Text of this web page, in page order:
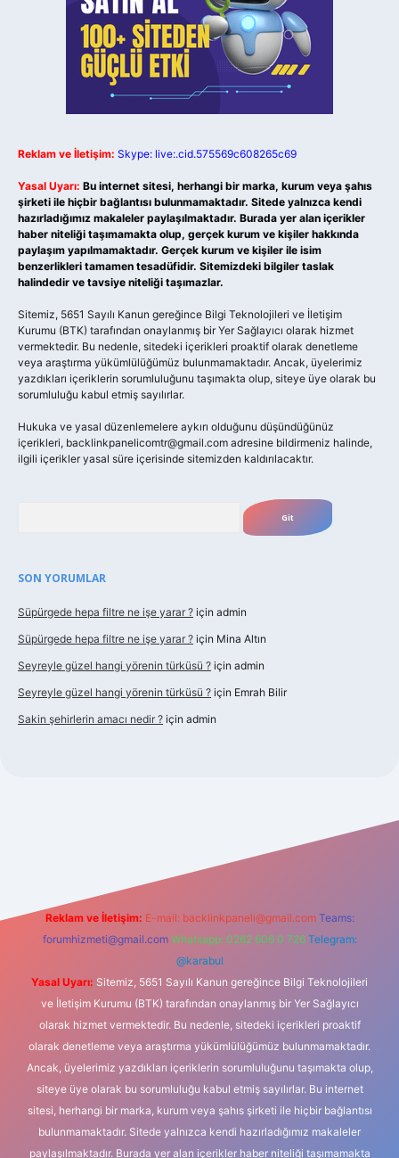
Reklam ve İletişim: Skype: live:.cid.575569c608265c69
Yasal Uyarı: Bu internet sitesi, herhangi bir marka, kurum veya şahıs
şirketi ile hiçbir bağlantısı bulunmamaktadır. Sitede yalnızca kendi
hazırladığımız makaleler paylaşılmaktadır. Burada yer alan içerikler
haber niteliği taşımamakta olup, gerçek kurum ve kişiler hakkında
paylaşım yapılmamaktadır. Gerçek kurum ve kişiler ile isim
benzerlikleri tamamen tesadüfidir. Sitemizdeki bilgiler taslak
halindedir ve tavsiye niteliği taşımazlar.
Sitemiz, 5651 Sayılı Kanun gereğince Bilgi Teknolojileri ve İletişim
Kurumu (BTK) tarafından onaylanmış bir Yer Sağlayıcı olarak hizmet
vermektedir. Bu nedenle, sitedeki içerikleri proaktif olarak denetleme
veya araştırma yükümlülüğümüz bulunmamaktadır. Ancak, üyelerimiz
yazdıkları içeriklerin sorumluluğunu taşımakta olup, siteye üye olarak bu
sorumluluğu kabul etmiş sayılırlar.
Hukuka ve yasal düzenlemelere aykırı olduğunu düşündüğünüz
içerikleri, backlinkpanelicomtr@gmail.com adresine bildirmeniz halinde,
ilgili içerikler yasal süre içerisinde sitemizden kaldırılacaktır.
SON YORUMLAR
Süpürgede hepa filtre ne işe yarar ? için admin
Süpürgede hepa filtre ne işe yarar ? için Mina Altın
Seyreyle güzel hangi yörenin türküsü ? için admin
Seyreyle güzel hangi yörenin türküsü ? için Emrah Bilir
Sakin şehirlerin amacı nedir ? için admin
Reklam ve İletişim: E-mail: backlinkpaneli@gmail.com Teams:
forumhizmeti@gmail.com Whatsapp: 0262 606 0 726 Telegram:
@karabul
Yasal Uyarı: Sitemiz, 5651 Sayılı Kanun gereğince Bilgi Teknolojileri
ve İletişim Kurumu (BTK) tarafından onaylanmış bir Yer Sağlayıcı
olarak hizmet vermektedir. Bu nedenle, sitedeki içerikleri proaktif
olarak denetleme veya araştırma yükümlülüğümüz bulunmamaktadır.
Ancak, üyelerimiz yazdıkları içeriklerin sorumluluğunu taşımakta olup,
siteye üye olarak bu sorumluluğu kabul etmiş sayılırlar. Bu internet
sitesi, herhangi bir marka, kurum veya şahıs şirketi ile hiçbir bağlantısı
bulunmamaktadır. Sitede yalnızca kendi hazırladığımız makaleler
paylaşılmaktadır. Burada yer alan içerikler haber niteliği taşımamakta